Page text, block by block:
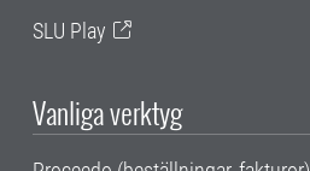
SLU Play
Vanliga verktyg